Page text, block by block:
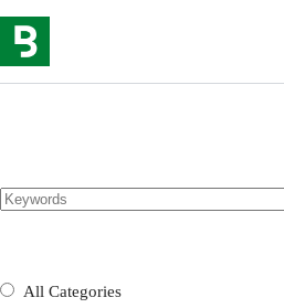
content
All Categories